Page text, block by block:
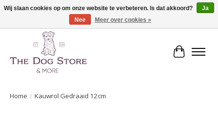
De speciaalzaak in hondenartikelen en meer!
Home / Kauwrol Gedraaid 12cm
Wij slaan cookies op om onze website te verbeteren. Is dat akkoord?
Ja
Nee
Meer over cookies »